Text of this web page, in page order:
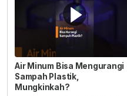
Air Minum Bisa Mengurangi
Sampah Plastik,
Mungkinkah?